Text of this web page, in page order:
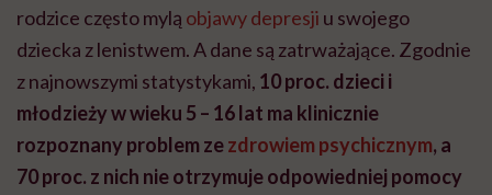
rodzice często mylą objawy depresji u swojego
dziecka z lenistwem. A dane są zatrważające. Zgodnie
z najnowszymi statystykami, 10 proc. dzieci i
młodzieży w wieku 5 – 16 lat ma klinicznie
rozpoznany problem zezdrowiem psychicznym, a
70 proc. z nich nie otrzymuje odpowiedniej pomocy